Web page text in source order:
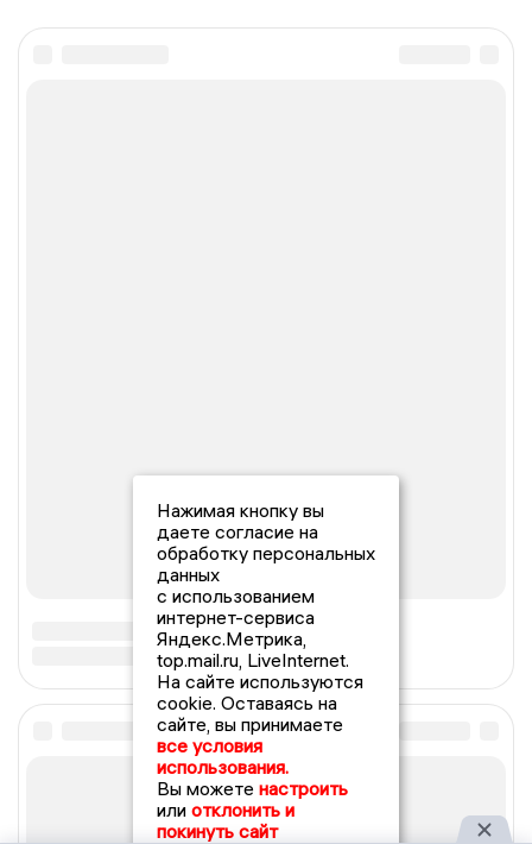
Нажимая кнопку вы
даете согласие на
обработку персональных
данных
с использованием
интернет-сервиса
Яндекс.Метрика,
top.mail.ru, LiveInternet.
На сайте используются
cookie. Оставаясь на
сайте, вы принимаете
все условия
использования.
Вы можете настроить
или отклонить и
покинуть сайт